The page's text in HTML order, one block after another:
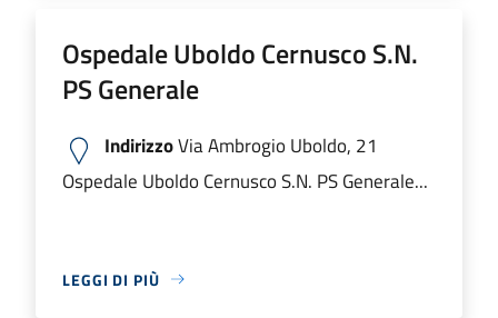
Ospedale Uboldo Cernusco S.N.
PS Generale
IndirizzoVia Ambrogio Uboldo, 21
Ospedale Uboldo Cernusco S.N. PS Generale...
LEGGI DI PIÙ